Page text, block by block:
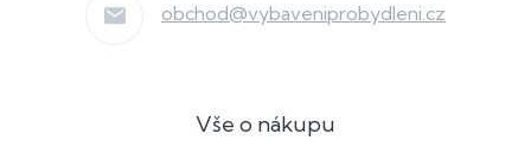
obchod@vybaveniprobydleni.cz
Vše o nákupu